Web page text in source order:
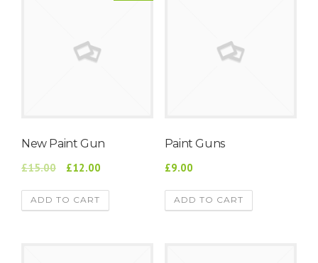
New Paint Gun
£15.00
£12.00
ADD TO CART
Paint Guns
£9.00
ADD TO CART